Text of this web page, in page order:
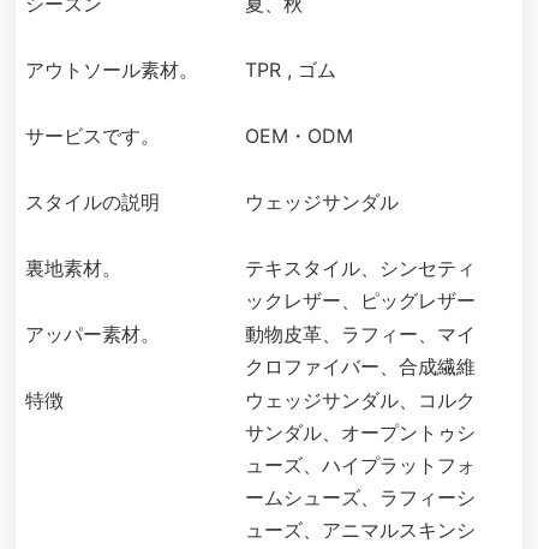
アウトソール素材。 TPR , ゴム
サービスです。 OEM・ODM
スタイルの説明 ウェッジサンダル
裏地素材。
テキスタイル、シンセティ
ックレザー、ピッグレザー
アッパー素材。
動物皮革、ラフィー、マイ
クロファイバー、合成繊維
特徴
ウェッジサンダル、コルク
サンダル、オープントゥシ
ューズ、ハイプラットフォ
ームシューズ、ラフィーシ
ューズ、アニマルスキンシ